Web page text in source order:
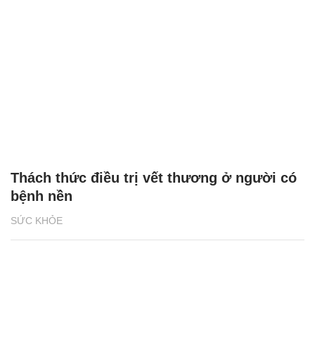
SỨC KHỎE
Thách thức điều trị vết thương ở người có
bệnh nền